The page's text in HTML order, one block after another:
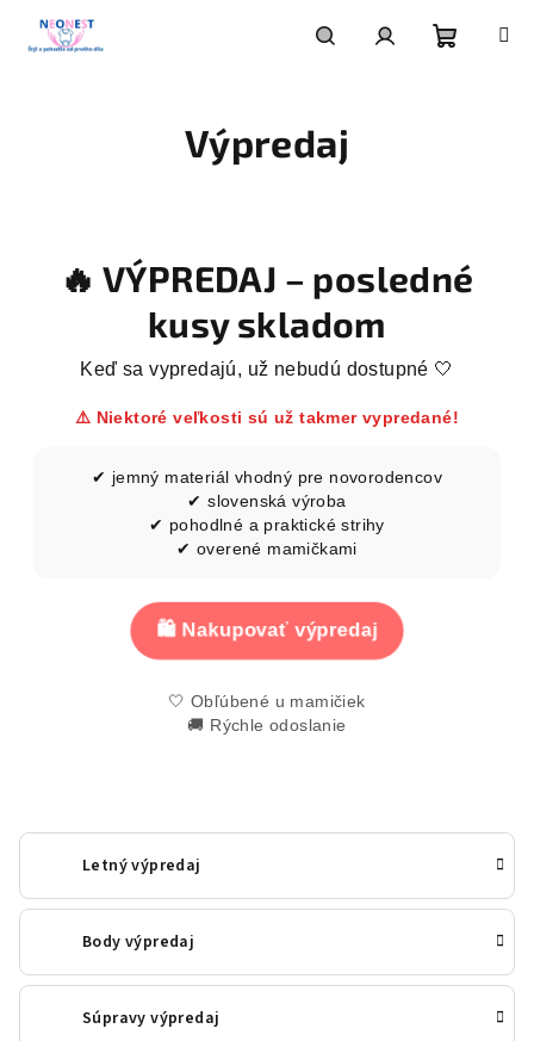
obsah
Výpredaj
🔥 VÝPREDAJ – posledné
kusy skladom
Keď sa vypredajú, už nebudú dostupné 🤍
⚠️ Niektoré veľkosti sú už takmer vypredané!
✔ jemný materiál vhodný pre novorodencov
✔ slovenská výroba
✔ pohodlné a praktické strihy
✔ overené mamičkami
🛍️ Nakupovať výpredaj
🤍 Obľúbené u mamičiek
🚚 Rýchle odoslanie
Letný výpredaj
Body výpredaj
Súpravy výpredaj